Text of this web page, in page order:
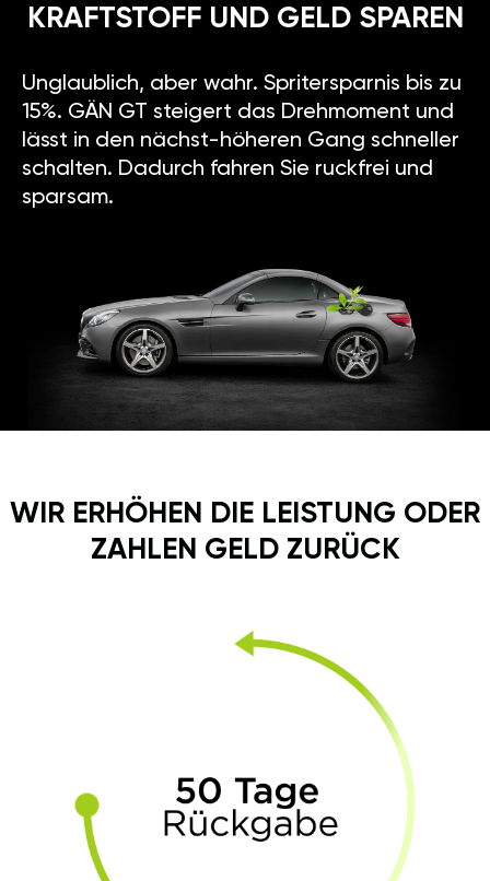
KRAFTSTOFF UND GELD SPAREN
Unglaublich, aber wahr. Spritersparnis bis zu
15%. GÄN GT steigert das Drehmoment und
lässt in den nächst-höheren Gang schneller
schalten. Dadurch fahren Sie ruckfrei und
sparsam.
WIR ERHÖHEN DIE LEISTUNG ODER
ZAHLEN GELD ZURÜCK